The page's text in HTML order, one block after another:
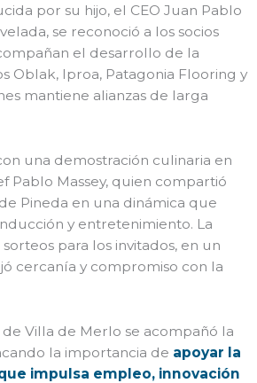
por su hijo, el CEO Juan Pablo
se reconoció a los socios
el desarrollo de la
Oblak, Iproa, Patagonia Flooring y
mantiene alianzas de larga
una demostración culinaria en
Pablo Massey, quien compartió
Pineda en una dinámica que
y entretenimiento. La
para los invitados, en un
cercanía y compromiso con la
Villa de Merlo se acompañó la
la importancia de apoyar la
impulsa empleo, innovación